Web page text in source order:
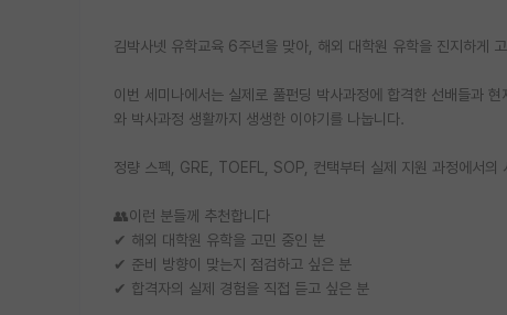
김박사넷 유학교육 6주년을 맞아, 해외 대학원 유학을 진지하게
이번 세미나에서는 실제로 풀펀딩 박사과정에 합격한 선배들과
와 박사과정 생활까지 생생한 이야기를 나눕니다.
정량 스펙, GRE, TOEFL, SOP, 컨택부터 실제 지원 과정에서의
👥이런 분들께 추천합니다
✔ 해외 대학원 유학을 고민 중인 분
✔ 준비 방향이 맞는지 점검하고 싶은 분
✔ 합격자의 실제 경험을 직접 듣고 싶은 분